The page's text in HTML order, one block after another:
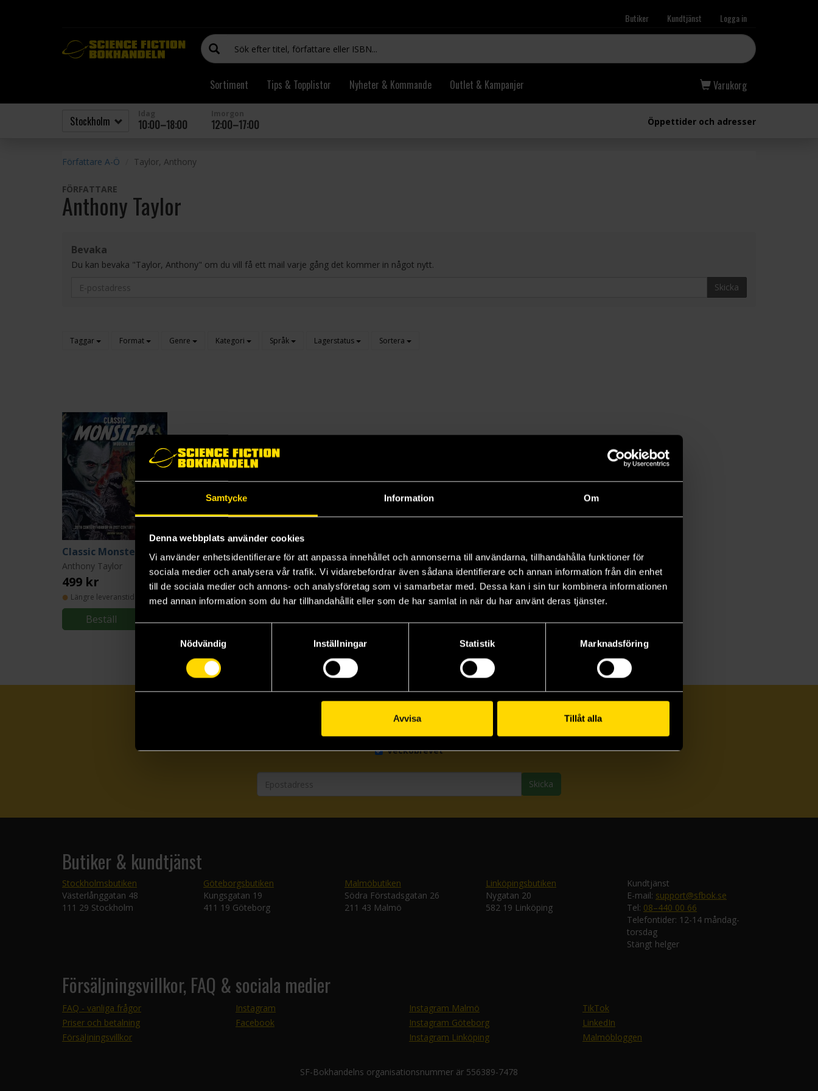
Samtycke Information Om
Denna webbplats använder cookies
Vi använder enhetsidentifierare för att anpassa innehållet och annonserna till användarna, tillhandahålla funktioner för
sociala medier och analysera vår trafik. Vi vidarebefordrar även sådana identifierare och annan information från din enhet
till de sociala medier och annons- och analysföretag som vi samarbetar med. Dessa kan i sin tur kombinera informationen
med annan information som du har tillhandahållit eller som de har samlat in när du har använt deras tjänster.
Samtyckesval
Nödvändig
Inställningar Statistik Marknadsföring
Avvisa Tillåt alla
Butiker Kundtjänst Logga in
Sortiment Tips & Topplistor Nyheter & Kommande Outlet & Kampanjer Varukorg
10:00–18:00 12:00–17:00 Öppettider och adresser
Författare A-Ö Taylor, Anthony
FÖRFATTARE
Anthony Taylor
Bevaka
Du kan bevaka "Taylor, Anthony" om du vill få ett mail varje gång det kommer in något nytt.
Skicka
Taggar Format Genre Kategori Språk Lagerstatus Sortera
Anthony Taylor
499 kr
Längre leveranstid
Beställ
Prenumerera på vårt nyhetsbrev
Veckobrevet
Skicka
Butiker & kundtjänst
Stockholmsbutiken
Västerlånggatan 48
111 29 Stockholm
Göteborgsbutiken
Kungsgatan 19
411 19 Göteborg
Malmöbutiken
Södra Förstadsgatan 26
211 43 Malmö
Linköpingsbutiken
Nygatan 20
582 19 Linköping
Kundtjänst
E-mail: support@sfbok.se
Tel: 08–440 00 66
Telefontider: 12-14 måndag-
torsdag
Stängt helger
Försäljningsvillkor, FAQ & sociala medier
FAQ - vanliga frågor
Priser och betalning
Försäljningsvillkor
Instagram
Facebook
Instagram Malmö
Instagram Göteborg
Instagram Linköping
TikTok
LinkedIn
Malmöbloggen
SF-Bokhandelns organisationsnummer är 556389-7478